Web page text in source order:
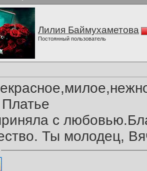
Лилия Баймухаметова
Постоянный пользователь
с
Ты молодец,